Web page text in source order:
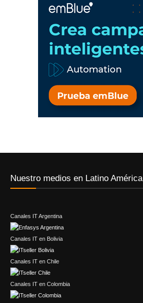
Nuestro medios en Latino América
Canales IT Argentina
Canales IT en Bolivia
Canales IT en Chile
Canales IT en Colombia